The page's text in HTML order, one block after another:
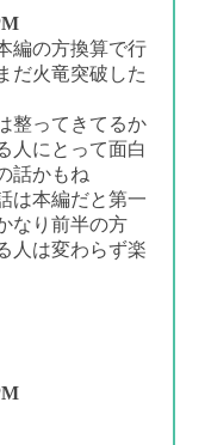
編の方換算で行
だ火竜突破した
整ってきてるか
人にとって面白
話かもね
は本編だと第一
なり前半の方
人は変わらず楽